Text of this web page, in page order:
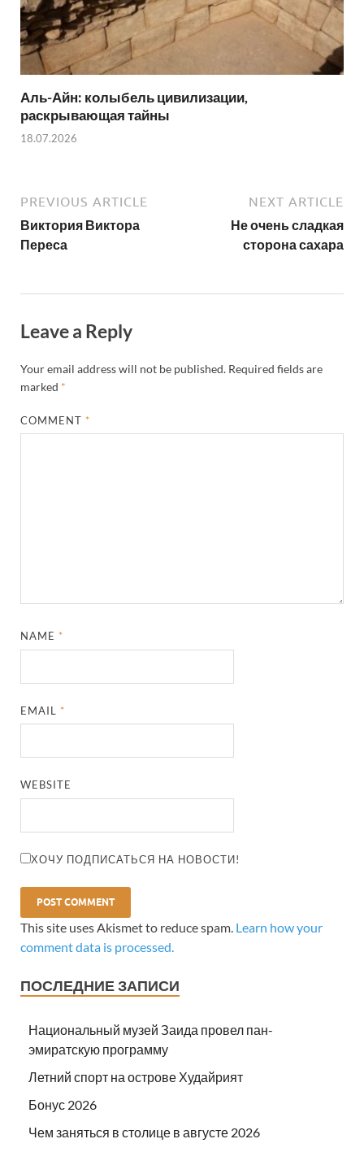
Аль-Айн: колыбель цивилизации,
раскрывающая тайны
18.07.2026
PREVIOUS ARTICLE
Виктория Виктора
Переса
NEXT ARTICLE
Не очень сладкая
сторона сахара
Leave a Reply
Your email address will not be published. Required fields are
marked *
COMMENT *
NAME *
EMAIL *
WEBSITE
ХОЧУ ПОДПИСАТЬСЯ НА НОВОСТИ!
This site uses Akismet to reduce spam. Learn how your
comment data is processed.
ПОСЛЕДНИЕ ЗАПИСИ
Национальный музей Заида провел пан-
эмиратскую программу
Летний спорт на острове Худайрият
Бонус 2026
Чем заняться в столице в августе 2026